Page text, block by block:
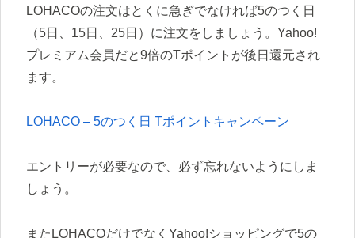
LOHACOの注文はとくに急ぎでなければ5のつく日
（5日、15日、25日）に注文をしましょう。Yahoo!
プレミアム会員だと9倍のTポイントが後日還元され
ます。
LOHACO – 5のつく日 Tポイントキャンペーン
エントリーが必要なので、必ず忘れないようにしま
しょう。
またLOHACOだけでなくYahoo!ショッピングで5の